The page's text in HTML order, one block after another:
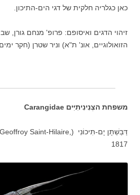
כאן כגלריה חלקית של דגי הים-התיכון.
זיהוי הדגים ואיסופם: פרופ' מנחם גורן,
הזואולוגיים, אונ' ת"א) וניר שטרן (חקר
משפחת הצְנִינִיתִיִּים Carangidae
דַּבַּשְׁתָּן יָם-תִּיכוֹנִי ( Saint-Hilaire,
1817